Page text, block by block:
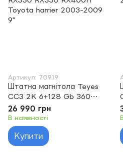
Артикул: 70919
Штатна магнітола Teyes
CC3 2K 6+128 Gb 360°
Lexus RX300 RX330
RX350 RX400H Toyota
harrier 2003-2009 9"
26 990 грн
В наявності
Купити